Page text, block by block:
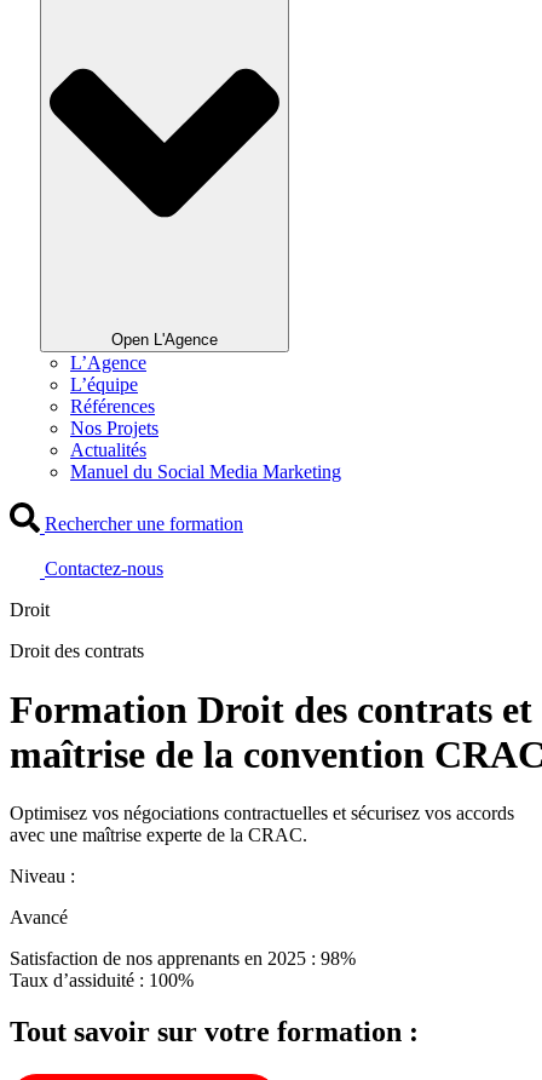
Open L'Agence
L’Agence
L’équipe
Références
Nos Projets
Actualités
Manuel du Social Media Marketing
Rechercher une formation
Contactez-nous
Droit
Droit des contrats
Formation Droit des contrats et
maîtrise de la convention
Optimisez vos négociations contractuelles et sécurisez vos accords
avec une maîtrise experte de la CRAC.
Niveau :
Avancé
Satisfaction de nos apprenants en 2025 : 98%
Taux d’assiduité : 100%
Tout savoir sur votre formation :